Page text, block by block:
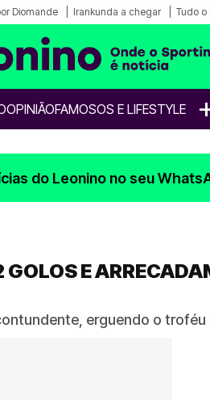
Diomande Irankunda a chegar Tudo o
OPINIÃOFAMOSOS E LIFESTYLE
do Leonino no seu
E
erguendo o